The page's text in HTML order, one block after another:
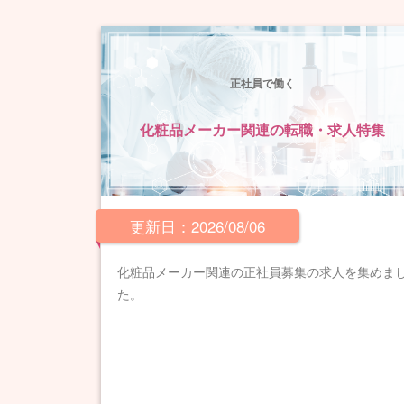
正社員で働く
化粧品メーカー関連の転職・求人特集
更新日：2026/08/06
化粧品メーカー関連の正社員募集の求人を集めま
た。